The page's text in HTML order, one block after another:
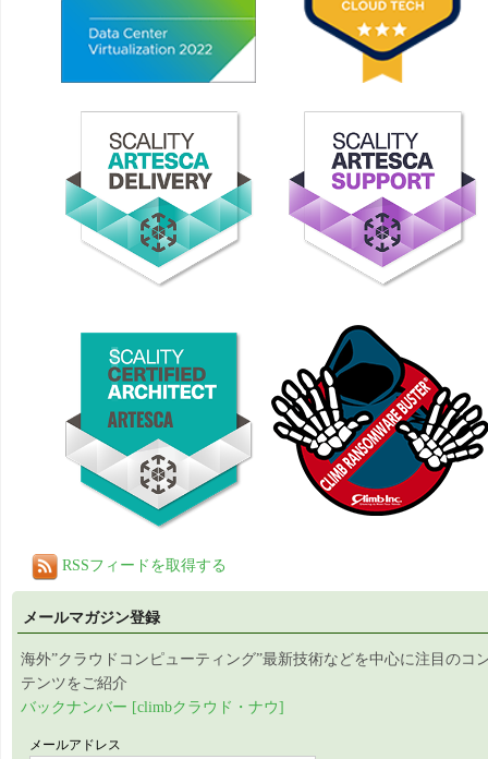
RSSフィードを取得する
メールマガジン登録
海外”クラウドコンピューティング”最新技術などを中心に注目のコ
テンツをご紹介
バックナンバー [climbクラウド・ナウ]